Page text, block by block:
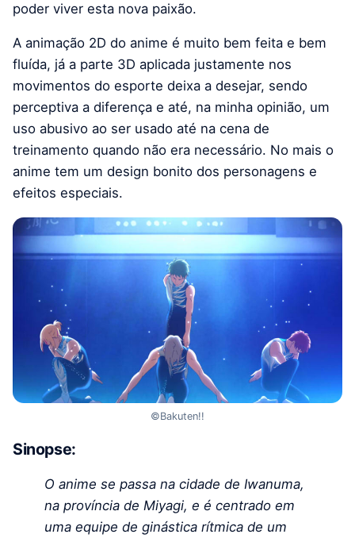
poder viver esta nova paixão.
A animação 2D do anime é muito bem feita e bem
fluída, já a parte 3D aplicada justamente nos
movimentos do esporte deixa a desejar, sendo
perceptiva a diferença e até, na minha opinião, um
uso abusivo ao ser usado até na cena de
treinamento quando não era necessário. No mais o
anime tem um design bonito dos personagens e
efeitos especiais.
©Bakuten!!
Sinopse:
O anime se passa na cidade de Iwanuma,
na província de Miyagi, e é centrado em
uma equipe de ginástica rítmica de um